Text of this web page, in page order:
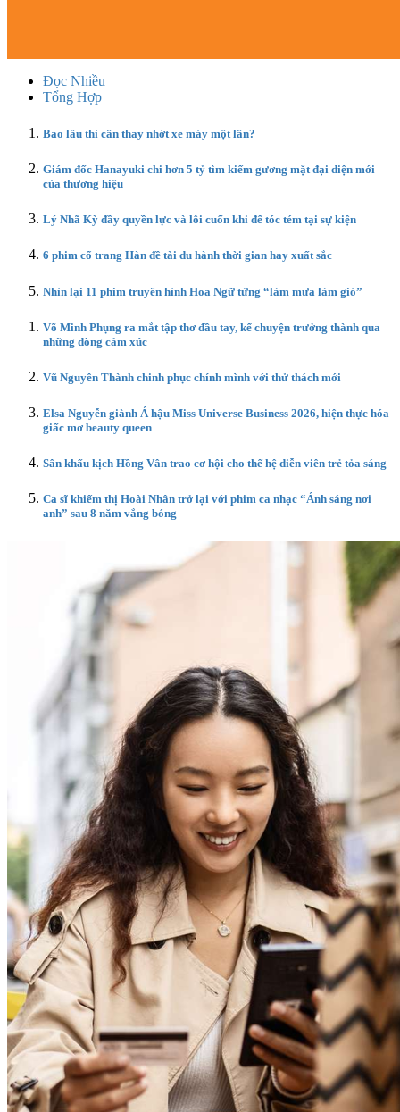
Đọc Nhiều
Tổng Hợp
Bao lâu thì cần thay nhớt xe máy một lần?
Giám đốc Hanayuki chi hơn 5 tỷ tìm kiếm gương mặt đại diện mới
của thương hiệu
Lý Nhã Kỳ đầy quyền lực và lôi cuốn khi để tóc tém tại sự kiện
6 phim cổ trang Hàn đề tài du hành thời gian hay xuất sắc
Nhìn lại 11 phim truyền hình Hoa Ngữ từng “làm mưa làm gió”
Võ Minh Phụng ra mắt tập thơ đầu tay, kể chuyện trưởng thành qua
những dòng cảm xúc
Vũ Nguyên Thành chinh phục chính mình với thử thách mới
Elsa Nguyễn giành Á hậu Miss Universe Business 2026, hiện thực hóa
giấc mơ beauty queen
Sân khấu kịch Hồng Vân trao cơ hội cho thế hệ diễn viên trẻ tỏa sáng
Ca sĩ khiếm thị Hoài Nhân trở lại với phim ca nhạc “Ánh sáng nơi
anh” sau 8 năm vắng bóng